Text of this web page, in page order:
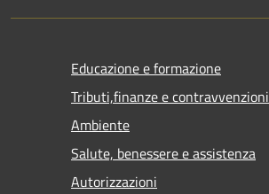
Educazione e formazione
Tributi,finanze e contravvenzioni
Ambiente
Salute, benessere e assistenza
Autorizzazioni